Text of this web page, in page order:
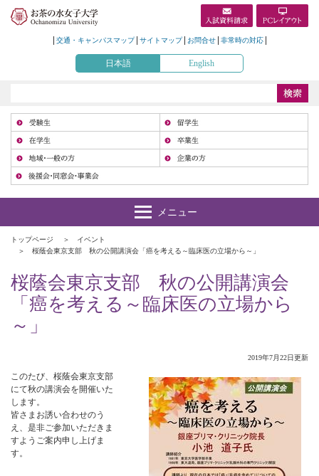
交通・キャンパスマップ サイトマップ お問合せ 非常時の対応
日本語 English
トップページ
イベント
桜蔭会東京支部 秋の公開講演会「癌を考える～臨床医の立場から～」
桜蔭会東京支部 秋の公開講演会
「癌を考える～臨床医の立場から
～」
2019年7月22日更新
このたび、桜蔭会東京支部
にて秋の講演会を開催いた
します。
皆さまお誘い合わせのう
え、是非ご参加いただきま
すようご案内申し上げま
す。